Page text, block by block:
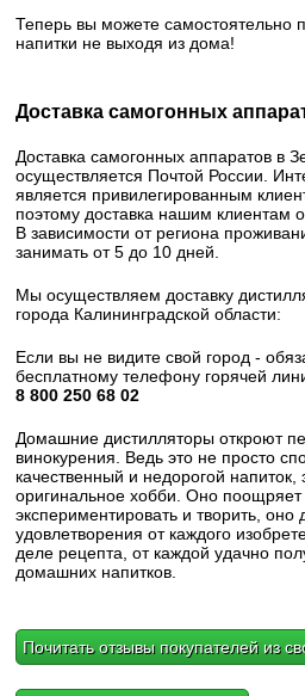
Теперь вы можете самостоятельно
напитки не выходя из дома!
Доставка самогонных
Доставка самогонных аппаратов в
осуществляется Почтой России.
является привилегированным
поэтому доставка нашим клиентам
В зависимости от региона
занимать от 5 до 10 дней.
Мы осуществляем доставку
города Калининградской области:
Если вы не видите свой город -
бесплатному телефону горячей
8 800 250 68 02​
Домашние дистилляторы откроют
винокурения. Ведь это не просто
качественный и недорогой
оригинальное хобби. Оно
экспериментировать и творить, оно
удовлетворения от каждого
деле рецепта, от каждой удачно
домашних напитков.
Почитать отзывы покупателей из